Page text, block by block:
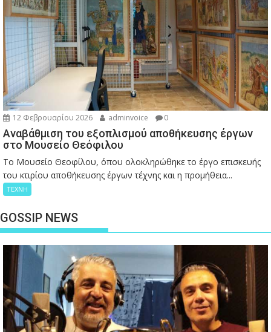
12 Φεβρουαρίου 2026 adminvoice 0
Αναβάθμιση του εξοπλισμού αποθήκευσης έργων
στο Μουσείο Θεόφιλου
Το Μουσείο Θεοφίλου, όπου ολοκληρώθηκε το έργο επισκευής
του κτιρίου αποθήκευσης έργων τέχνης και η προμήθεια...
ΤΕΧΝΗ
GOSSIP NEWS